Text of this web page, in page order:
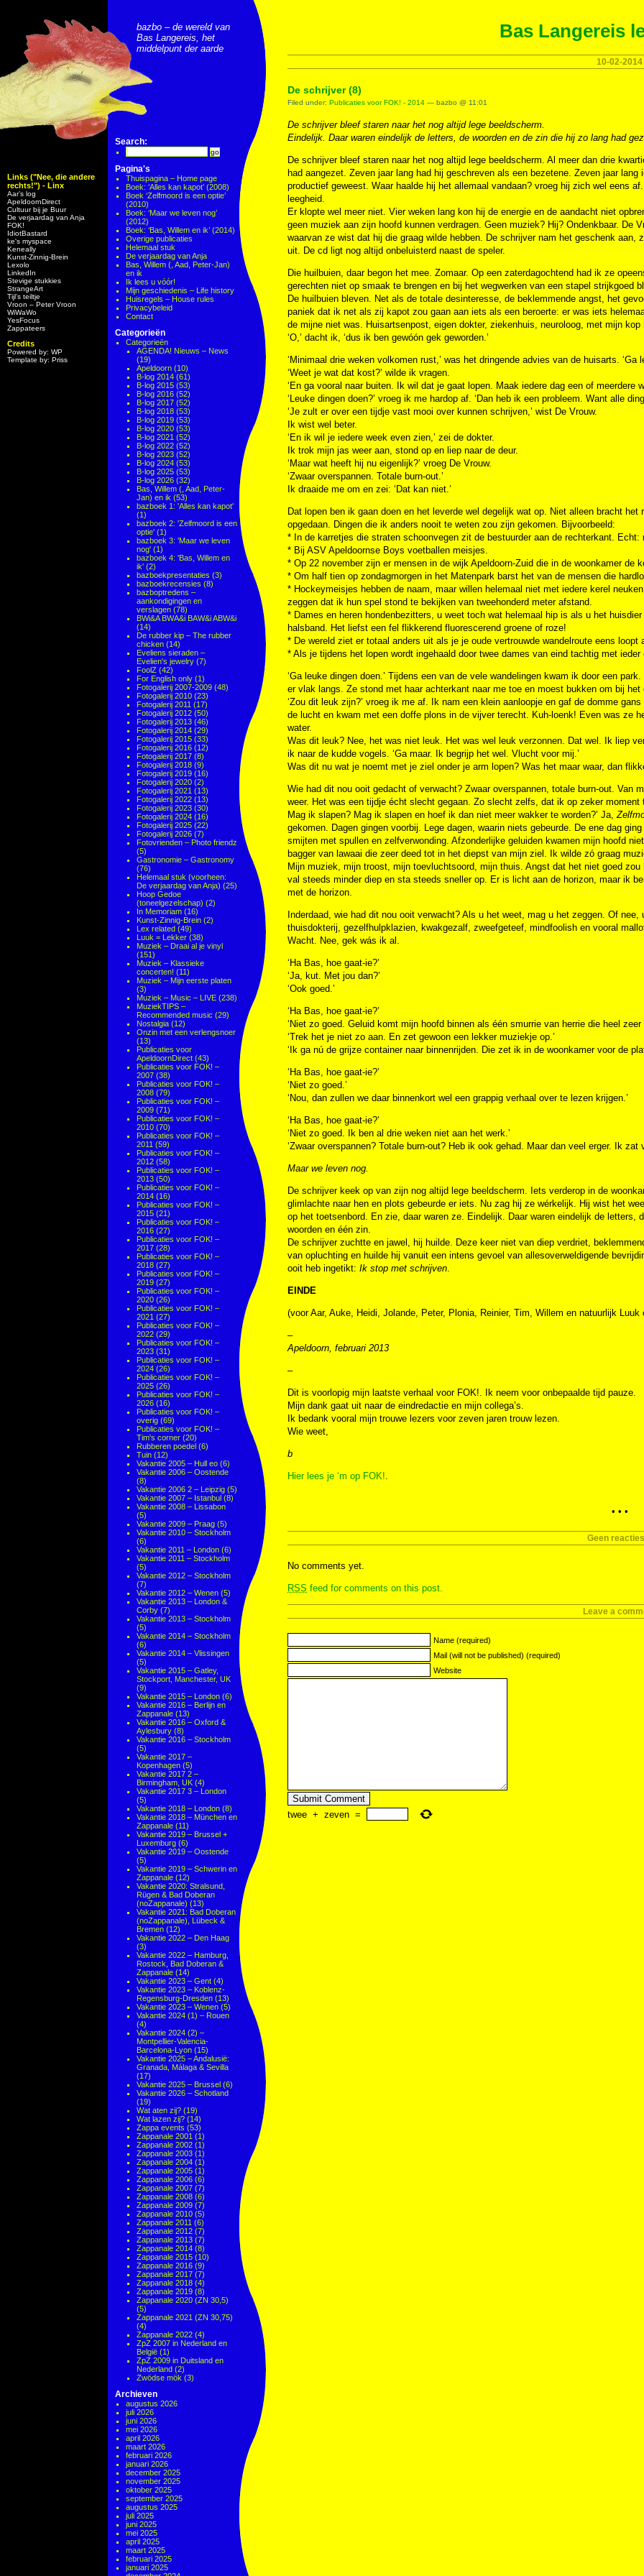
Links ("Nee, die andere
rechts!") - Linx
Aar’s log
ApeldoornDirect
Cultuur bij je Buur
De verjaardag van Anja
FOK!
IdiotBastard
ke's myspace
Keneally
Kunst-Zinnig-Brein
Lexolo
LinkedIn
Stevige stukkies
StrangeArt
Tijl’s teiltje
Vroon – Peter Vroon
WiWaWo
YesFocus
Zappateers
Credits
Powered by: WP
Template by: Priss
bazbo – de wereld van
Bas Langereis, het
middelpunt der aarde
Search:
Pagina's
Thuispagina – Home page
Boek: ‘Alles kan kapot’ (2008)
Boek ‘Zelfmoord is een optie’
(2010)
Boek: ‘Maar we leven nog’
(2012)
Boek: ‘Bas, Willem en ik’ (2014)
Overige publicaties
Helemaal stuk
De verjaardag van Anja
Bas, Willem (, Aad, Peter-Jan)
en ik
Ik lees u vóór!
Mijn geschiedenis – Life history
Huisregels – House rules
Privacybeleid
Contact
Categorieën
Categorieën
AGENDA! Nieuws – News
(19)
Apeldoorn (10)
B-log 2014 (61)
B-log 2015 (53)
B-log 2016 (52)
B-log 2017 (52)
B-log 2018 (53)
B-log 2019 (53)
B-log 2020 (53)
B-log 2021 (52)
B-log 2022 (52)
B-log 2023 (52)
B-log 2024 (53)
B-log 2025 (53)
B-log 2026 (32)
Bas, Willem (, Aad, Peter-
Jan) en ik (53)
bazboek 1: 'Alles kan kapot'
(1)
bazboek 2: 'Zelfmoord is een
optie' (1)
bazboek 3: 'Maar we leven
nog' (1)
bazboek 4: 'Bas, Willem en
ik' (2)
bazboekpresentaties (3)
bazboekrecensies (8)
bazboptredens –
aankondigingen en
verslagen (78)
BWi&A BWA&i BAW&i ABW&i
(14)
De rubber kip – The rubber
chicken (14)
Eveliens sieraden –
Evelien's jewelry (7)
FoolZ (42)
For English only (1)
Fotogalerij 2007-2009 (48)
Fotogalerij 2010 (23)
Fotogalerij 2011 (17)
Fotogalerij 2012 (50)
Fotogalerij 2013 (46)
Fotogalerij 2014 (29)
Fotogalerij 2015 (33)
Fotogalerij 2016 (12)
Fotogalerij 2017 (8)
Fotogalerij 2018 (9)
Fotogalerij 2019 (16)
Fotogalerij 2020 (2)
Fotogalerij 2021 (13)
Fotogalerij 2022 (13)
Fotogalerij 2023 (30)
Fotogalerij 2024 (16)
Fotogalerij 2025 (22)
Fotogalerij 2026 (7)
Fotovrienden – Photo friendz
(5)
Gastronomie – Gastronomy
(76)
Helemaal stuk (voorheen:
De verjaardag van Anja) (25)
Hoop Gedoe
(toneelgezelschap) (2)
In Memoriam (16)
Kunst-Zinnig-Brein (2)
Lex related (49)
Luuk = Lekker (38)
Muziek – Draai al je vinyl
(151)
Muziek – Klassieke
concerten! (11)
Muziek – Mijn eerste platen
(3)
Muziek – Music – LIVE (238)
MuziekTIPS –
Recommended music (29)
Nostalgia (12)
Onzin met een verlengsnoer
(13)
Publicaties voor
ApeldoornDirect (43)
Publicaties voor FOK! –
2007 (38)
Publicaties voor FOK! –
2008 (79)
Publicaties voor FOK! –
2009 (71)
Publicaties voor FOK! –
2010 (70)
Publicaties voor FOK! –
2011 (59)
Publicaties voor FOK! –
2012 (58)
Publicaties voor FOK! –
2013 (50)
Publicaties voor FOK! –
2014 (16)
Publicaties voor FOK! –
2015 (21)
Publicaties voor FOK! –
2016 (27)
Publicaties voor FOK! –
2017 (28)
Publicaties voor FOK! –
2018 (27)
Publicaties voor FOK! –
2019 (27)
Publicaties voor FOK! –
2020 (26)
Publicaties voor FOK! –
2021 (27)
Publicaties voor FOK! –
2022 (29)
Publicaties voor FOK! –
2023 (31)
Publicaties voor FOK! –
2024 (26)
Publicaties voor FOK! –
2025 (26)
Publicaties voor FOK! –
2026 (16)
Publicaties voor FOK! –
overig (69)
Publicaties voor FOK! –
Tim's corner (20)
Rubberen poedel (6)
Tuin (12)
Vakantie 2005 – Hull eo (6)
Vakantie 2006 – Oostende
(8)
Vakantie 2006 2 – Leipzig (5)
Vakantie 2007 – Istanbul (8)
Vakantie 2008 – Lissabon
(5)
Vakantie 2009 – Praag (5)
Vakantie 2010 – Stockholm
(6)
Vakantie 2011 – London (6)
Vakantie 2011 – Stockholm
(5)
Vakantie 2012 – Stockholm
(7)
Vakantie 2012 – Wenen (5)
Vakantie 2013 – London &
Corby (7)
Vakantie 2013 – Stockholm
(5)
Vakantie 2014 – Stockholm
(6)
Vakantie 2014 – Vlissingen
(5)
Vakantie 2015 – Gatley,
Stockport, Manchester, UK
(9)
Vakantie 2015 – London (6)
Vakantie 2016 – Berlijn en
Zappanale (13)
Vakantie 2016 – Oxford &
Aylesbury (8)
Vakantie 2016 – Stockholm
(5)
Vakantie 2017 –
Kopenhagen (5)
Vakantie 2017 2 –
Birmingham, UK (4)
Vakantie 2017 3 – London
(5)
Vakantie 2018 – London (8)
Vakantie 2018 – München en
Zappanale (11)
Vakantie 2019 – Brussel +
Luxemburg (6)
Vakantie 2019 – Oostende
(5)
Vakantie 2019 – Schwerin en
Zappanale (12)
Vakantie 2020: Stralsund,
Rügen & Bad Doberan
(noZappanale) (13)
Vakantie 2021: Bad Doberan
(noZappanale), Lübeck &
Bremen (12)
Vakantie 2022 – Den Haag
(3)
Vakantie 2022 – Hamburg,
Rostock, Bad Doberan &
Zappanale (14)
Vakantie 2023 – Gent (4)
Vakantie 2023 – Koblenz-
Regensburg-Dresden (13)
Vakantie 2023 – Wenen (5)
Vakantie 2024 (1) – Rouen
(4)
Vakantie 2024 (2) –
Montpellier-Valencia-
Barcelona-Lyon (15)
Vakantie 2025 – Andalusië:
Granada, Málaga & Sevilla
(17)
Vakantie 2025 – Brussel (6)
Vakantie 2026 – Schotland
(19)
Wat aten zij? (19)
Wat lazen zij? (14)
Zappa events (53)
Zappanale 2001 (1)
Zappanale 2002 (1)
Zappanale 2003 (1)
Zappanale 2004 (1)
Zappanale 2005 (1)
Zappanale 2006 (6)
Zappanale 2007 (7)
Zappanale 2008 (6)
Zappanale 2009 (7)
Zappanale 2010 (5)
Zappanale 2011 (6)
Zappanale 2012 (7)
Zappanale 2013 (7)
Zappanale 2014 (8)
Zappanale 2015 (10)
Zappanale 2016 (9)
Zappanale 2017 (7)
Zappanale 2018 (4)
Zappanale 2019 (8)
Zappanale 2020 (ZN 30,5)
(5)
Zappanale 2021 (ZN 30,75)
(4)
Zappanale 2022 (4)
ZpZ 2007 in Nederland en
België (1)
ZpZ 2009 in Duitsland en
Nederland (2)
Zwödse mök (3)
Archieven
augustus 2026
juli 2026
juni 2026
mei 2026
april 2026
maart 2026
februari 2026
januari 2026
december 2025
november 2025
oktober 2025
september 2025
augustus 2025
juli 2025
juni 2025
mei 2025
april 2025
maart 2025
februari 2025
januari 2025
Bas Langereis
10-02-2014
De schrijver (8)
Filed under: Publicaties voor FOK! - 2014 — bazbo @ 11:01
De schrijver bleef staren naar het nog altijd lege beeldscherm.
Eindelijk. Daar waren eindelijk de letters, de woorden en de zin die hij zo lang had
De schrijver bleef staren naar het nog altijd lege beeldscherm. Al meer dan drie
had aangezet. Zeven jaar lang had hij geschreven als een bezetene. Zeven jaar
productief geweest. Waar haalde hij het allemaal vandaan? vroeg hij zich wel eens
leegheid.
Er klopte wel meer niet. Vier weken lang kon hij de energie en de aandacht niet
geen muziek aan zijn hoofd kunnen verdragen. Geen muziek? Hij? Ondenkbaar. De
waarvan ze wist dat hij die graag wilde hebben. De schrijver nam het geschenk aan,
uit. De cd ligt nog altijd onbeluisterd naast de speler.
Die huilbuien, daar begon het mee. Zomaar. Op een zaterdagochtend had ik ze
gerechten niet op smaak te brengen en bij het wegwerken van een stapel strijkgoed
De huilbuien bleven. Net als de totale desinteresse, de beklemmende angst, het
paniek dat ik net als zij kapot zou gaan aan iets als een beroerte: er was iets
de mijne niet was. Huisartsenpost, eigen dokter, ziekenhuis, neuroloog, met mijn
‘O,’ dacht ik, ‘dus ik ben gewóón gek geworden.’
‘Minimaal drie weken volkomen rust,’ was het dringende advies van de huisarts.
‘Weet je wat dat kost?’ wilde ik vragen.
‘En ga vooral naar buiten. Ik wil dat je gaat lopen. Maak iedere dag een of meerdere
‘Leuke dingen doen?’ vroeg ik me hardop af. ‘Dan heb ik een probleem. Want alle
‘Je zult er over een tijdje vast mooi over kunnen schrijven,’ wist De Vrouw.
Ik wist wel beter.
‘En ik wil je iedere week even zien,’ zei de dokter.
Ik trok mijn jas weer aan, stond op en liep naar de deur.
‘Maar wat heeft hij nu eigenlijk?’ vroeg De Vrouw.
‘Zwaar overspannen. Totale burn-out.’
Ik draaide me om en zei: ‘Dat kan niet.’
Dat lopen ben ik gaan doen en het leverde wel degelijk wat op. Niet alleen bracht
opgedaan. Dingen die ik anders nooit te weten zou zijn gekomen. Bijvoorbeeld:
* In de karretjes die straten schoonvegen zit de bestuurder aan de rechterkant. Echt:
* Bij ASV Apeldoornse Boys voetballen meisjes.
* Op 22 november zijn er mensen in de wijk Apeldoorn-Zuid die in de woonkamer
* Om half tien op zondagmorgen in het Matenpark barst het van de mensen die
* Hockeymeisjes hebben de naam, maar willen helemaal niet met iedere kerel
zeggen dat ik hun spel stond te bekijken van tweehonderd meter afstand.
* Dames en heren hondenbezitters, u weet toch wat helemaal hip is als u het
halsband. Het liefst een fel flikkerend fluorescerend groene of roze!
* De wereld ziet er totaal anders uit als je je oude vertrouwde wandelroute eens loopt
* Als je tijdens het lopen wordt ingehaald door twee dames van eind tachtig met
‘Ga leuke dingen doen.’ Tijdens een van de vele wandelingen kwam ik door een
er vlak langs. Ze stond met haar achterkant naar me toe en moest bukken om bij
‘Zou dit leuk zijn?’ vroeg ik me af. Ik nam een klein aanloopje en gaf de domme
de lucht en kwam met een doffe plons in de vijver terecht. Kuh-loenk! Even was ze
water.
Was dit leuk? Nee, het was niet leuk. Het was wel leuk verzonnen. Dat wel. Ik liep
ik naar de kudde vogels. ‘Ga maar. Ik begrijp het wel. Vlucht voor mij.’
Was dit nu wat je noemt met je ziel onder je arm lopen? Was het maar waar, dan
Wie had dit nou ooit gedacht of verwacht? Zwaar overspannen, totale burn-out. Van
weer. Het was een tijdje écht slecht gegaan. Zo slecht zelfs, dat ik op zeker
Mag ik slapen? Mag ik slapen en hoef ik dan niet meer wakker te worden?’ Ja,
gekomen. Dagen gingen voorbij. Lege dagen, waarin niets gebeurde. De ene dag
smijten met spullen en zelfverwonding. Afzonderlijke geluiden kwamen mijn hoofd
bagger van lawaai die zeer deed tot in het diepst van mijn ziel. Ik wilde zó graag
Mijn muziek, mijn troost, mijn toevluchtsoord, mijn thuis. Angst dat het niet goed
val steeds minder diep en sta steeds sneller op. Er is licht aan de horizon, maar ik
met de horizon.
Inderdaad, wie had dit nou ooit verwacht? Als u het weet, mag u het zeggen. Of
thuisdokterij, gezelfhulpklazien, kwakgezalf, zweefgeteef, mindfoolish en vooral
Wacht. Nee, gek wás ik al.
‘Ha Bas, hoe gaat-ie?’
‘Ja, kut. Met jou dan?’
‘Ook goed.’
‘Ha Bas, hoe gaat-ie?’
‘Niet zo goed. Geluid komt mijn hoofd binnen als één smurrie van herrie die heel zeer
‘Trek het je niet zo aan. En zet gewoon een lekker muziekje op.’
‘Ik ga nú de grijze container naar binnenrijden. Die zet ik in de woonkamer voor de
‘Ha Bas, hoe gaat-ie?’
‘Niet zo goed.’
‘Nou, dan zullen we daar binnenkort wel een grappig verhaal over te lezen krijgen.’
‘Ha Bas, hoe gaat-ie?’
‘Niet zo goed. Ik ben al drie weken niet aan het werk.’
‘Zwaar overspannen? Totale burn-out? Heb ik ook gehad. Maar dan veel erger. Ik
Maar we leven nog.
De schrijver keek op van zijn nog altijd lege beeldscherm. Iets verderop in de
glimlachte naar hen en plots gebeurde er iets. Nu zag hij ze wérkelijk. Hij wist het
op het toetsenbord. En zie, daar waren ze. Eindelijk. Daar waren eindelijk de
woorden en één zin.
De schrijver zuchtte en jawel, hij huilde. Deze keer niet van diep verdriet,
van opluchting en huilde hij vanuit een intens gevoel van allesoverweldigende
ooit heb ingetikt: Ik stop met schrijven.
EINDE
(voor Aar, Auke, Heidi, Jolande, Peter, Plonia, Reinier, Tim, Willem en natuurlijk Luuk
–
Apeldoorn, februari 2013
–
Dit is voorlopig mijn laatste verhaal voor FOK!. Ik neem voor onbepaalde tijd pauze.
Mijn dank gaat uit naar de eindredactie en mijn collega’s.
Ik bedank vooral mijn trouwe lezers voor zeven jaren trouw lezen.
Wie weet,
b
Hier lees je ‘m op FOK!.
• • •
Geen
No comments yet.
RSS feed for comments on this post.
Leave a
Name (required)
Mail (will not be published) (required)
Website
twee + zeven =